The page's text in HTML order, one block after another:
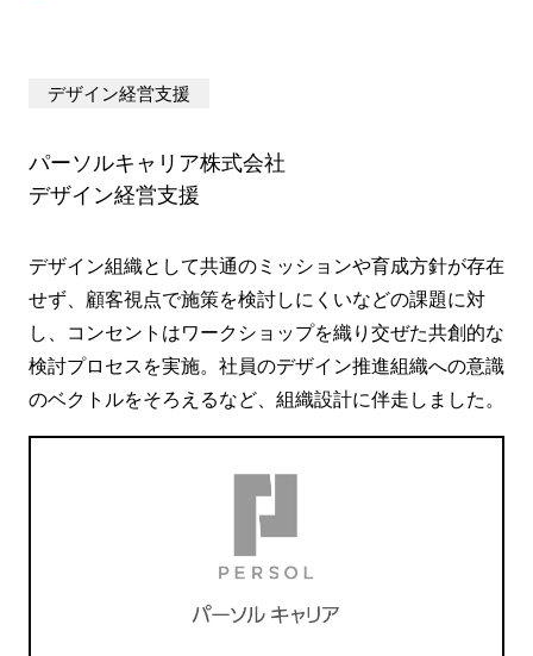
デザイン経営支援
パーソルキャリア株式会社
デザイン経営支援
デザイン組織として共通のミッションや育成方針が存在
せず、顧客視点で施策を検討しにくいなどの課題に対
し、コンセントはワークショップを織り交ぜた共創的な
検討プロセスを実施。社員のデザイン推進組織への意識
のベクトルをそろえるなど、組織設計に伴走しました。